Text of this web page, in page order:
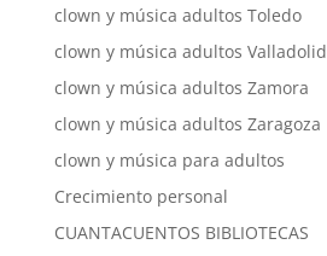
clown y música adultos Toledo
clown y música adultos Valladolid
clown y música adultos Zamora
clown y música adultos Zaragoza
clown y música para adultos
Crecimiento personal
CUANTACUENTOS BIBLIOTECAS